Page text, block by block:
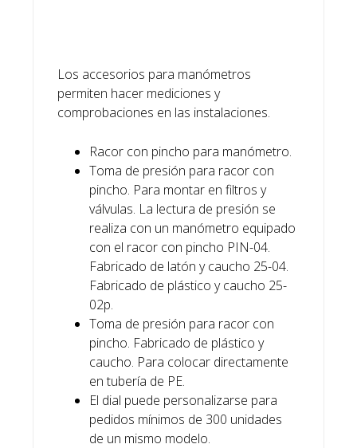
Los accesorios para manómetros
permiten hacer mediciones y
comprobaciones en las instalaciones.
Racor con pincho para manómetro.
Toma de presión para racor con
pincho. Para montar en filtros y
válvulas. La lectura de presión se
realiza con un manómetro equipado
con el racor con pincho PIN-04.
Fabricado de latón y caucho 25-04.
Fabricado de plástico y caucho 25-
02p.
Toma de presión para racor con
pincho. Fabricado de plástico y
caucho. Para colocar directamente
en tubería de PE.
El dial puede personalizarse para
pedidos mínimos de 300 unidades
de un mismo modelo.